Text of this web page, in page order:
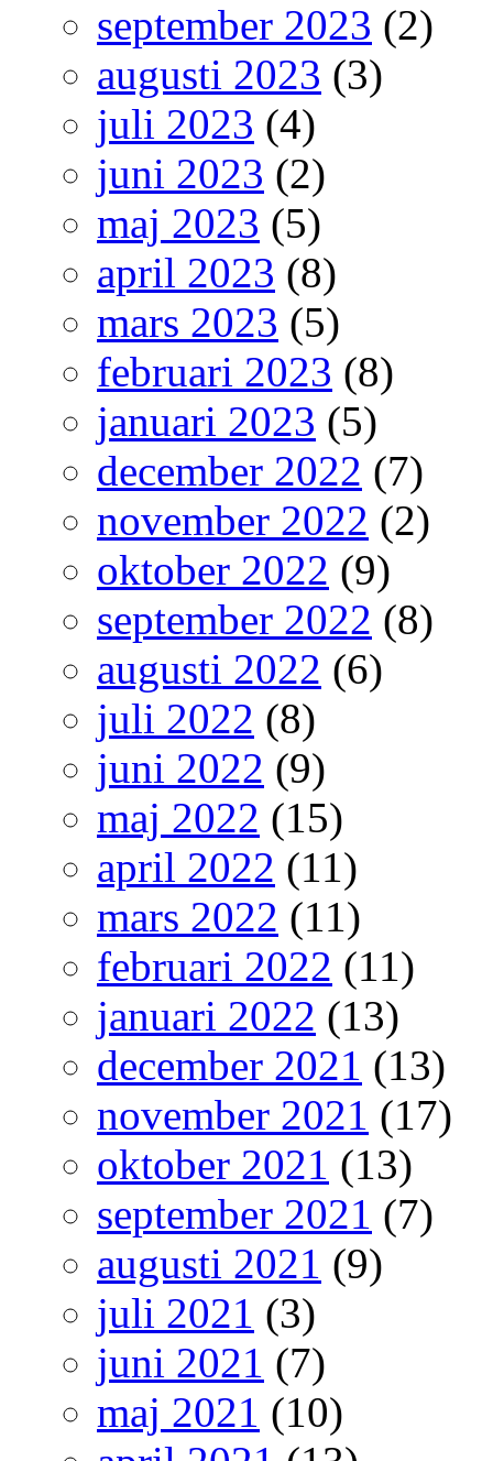
september 2023 (2)
augusti 2023 (3)
juli 2023 (4)
juni 2023 (2)
maj 2023 (5)
april 2023 (8)
mars 2023 (5)
februari 2023 (8)
januari 2023 (5)
december 2022 (7)
november 2022 (2)
oktober 2022 (9)
september 2022 (8)
augusti 2022 (6)
juli 2022 (8)
juni 2022 (9)
maj 2022 (15)
april 2022 (11)
mars 2022 (11)
februari 2022 (11)
januari 2022 (13)
december 2021 (13)
november 2021 (17)
oktober 2021 (13)
september 2021 (7)
augusti 2021 (9)
juli 2021 (3)
juni 2021 (7)
maj 2021 (10)